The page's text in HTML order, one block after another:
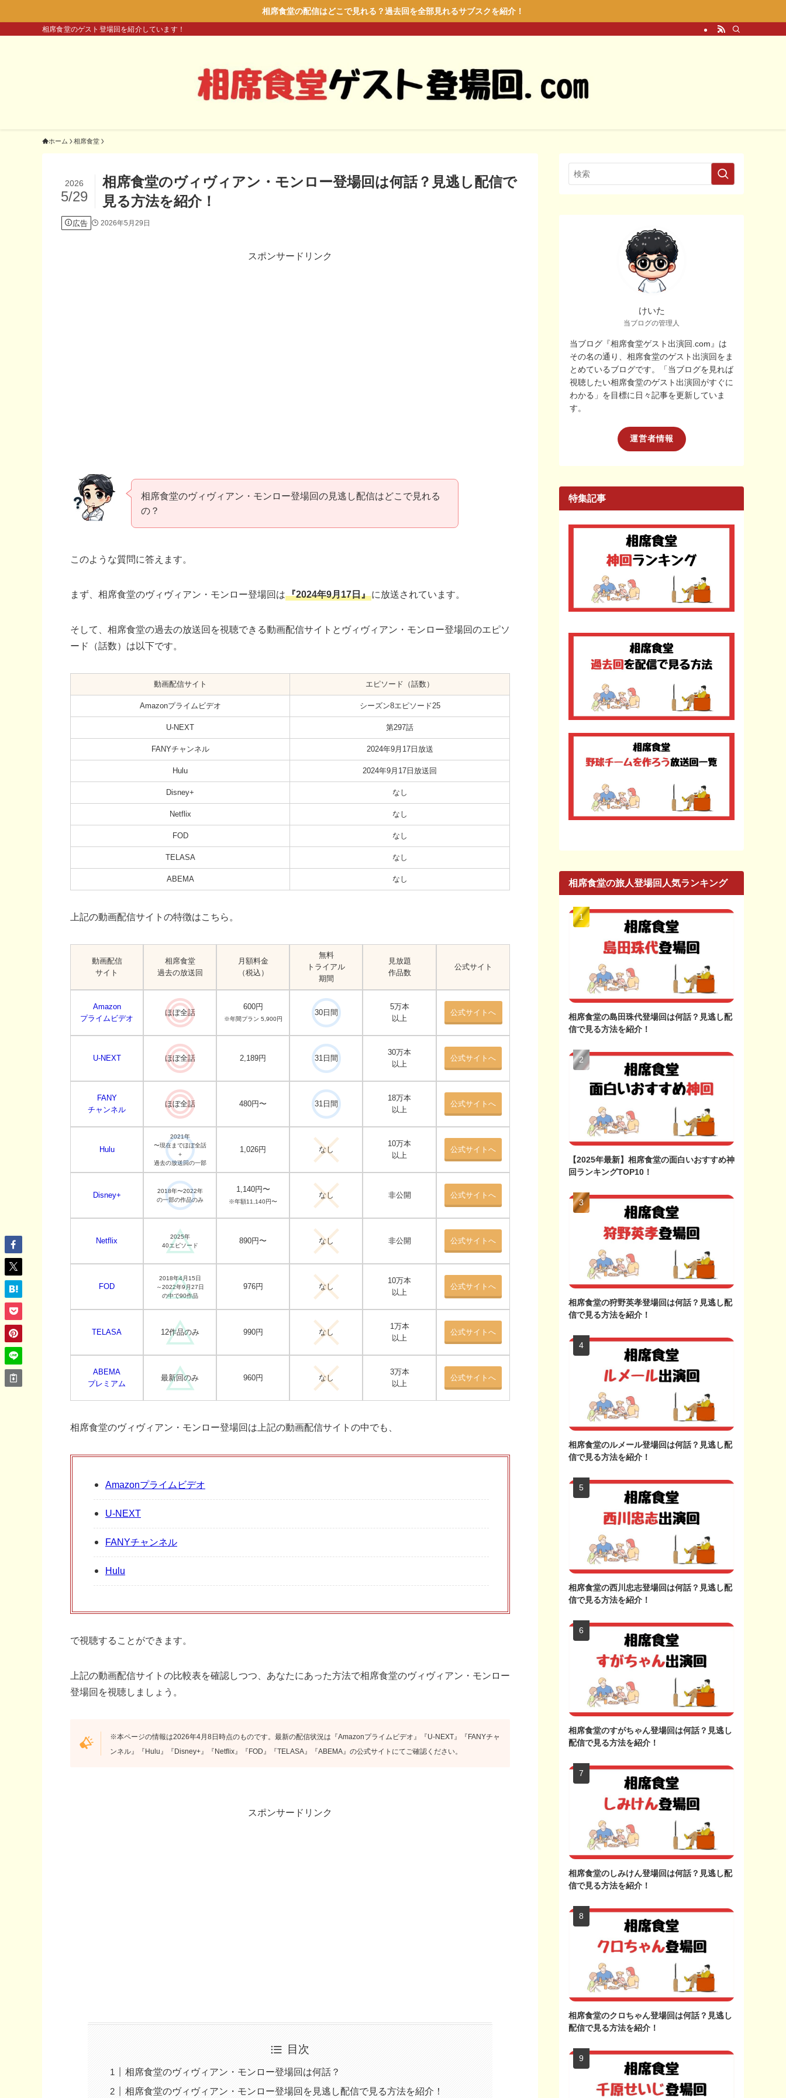
相席食堂の配信はどこで見れる？過去回を全部見れるサブスクを紹介！
相席食堂のゲスト登場回を紹介しています！
ホーム 相席食堂
相席食堂のヴィヴィアン・モンロー登場回は何話？見逃し配信で
見る方法を紹介！
2026
5/29
広告 2026年5月29日
スポンサードリンク
相席食堂のヴィヴィアン・モンロー登場回の見逃し配信はどこで見れる
の？
このような質問に答えます。
まず、相席食堂のヴィヴィアン・モンロー登場回は『2024年9月17日』に放送されています。
そして、相席食堂の過去の放送回を視聴できる動画配信サイトとヴィヴィアン・モンロー登場回のエピソ
ード（話数）は以下です。
動画配信サイト エピソード（話数）
Amazonプライムビデオ シーズン8エピソード25
U-NEXT 第297話
FANYチャンネル 2024年9月17日放送
Hulu 2024年9月17日放送回
Disney+ なし
Netflix なし
FOD なし
TELASA なし
ABEMA なし
上記の動画配信サイトの特徴はこちら。
動画配信
サイト
相席食堂
過去の放送回
月額料金
（税込）
無料
トライアル
期間
見放題
作品数
公式サイト
Amazon
プライムビデオ
ほぼ全話
600円
※年間プラン 5,900円
30日間
5万本
以上
公式サイトへ
U-NEXT ほぼ全話 2,189円 31日間
30万本
以上
公式サイトへ
FANY
チャンネル
ほぼ全話 480円〜 31日間
18万本
以上
公式サイトへ
Hulu
2021年
〜現在までほぼ全話
＋
過去の放送回の一部
1,026円 なし
10万本
以上
公式サイトへ
Disney+
2018年〜2022年
の一部の作品のみ
1,140円〜
※年額11,140円〜
なし 非公開 公式サイトへ
Netflix
2025年
40エピソード
890円〜 なし 非公開 公式サイトへ
FOD
2018年4月15日
～2022年9月27日
の中で90作品
976円 なし
10万本
以上
公式サイトへ
TELASA 12作品のみ 990円 なし
1万本
以上
公式サイトへ
ABEMA
プレミアム
最新回のみ 960円 なし
3万本
以上
公式サイトへ
相席食堂のヴィヴィアン・モンロー登場回は上記の動画配信サイトの中でも、
Amazonプライムビデオ
U-NEXT
FANYチャンネル
Hulu
で視聴することができます。
上記の動画配信サイトの比較表を確認しつつ、あなたにあった方法で相席食堂のヴィヴィアン・モンロー
登場回を視聴しましょう。
※本ページの情報は2026年4月8日時点のものです。最新の配信状況は『Amazonプライムビデオ』『U-NEXT』『FANYチャ
ンネル』『Hulu』『Disney+』『Netflix』『FOD』『TELASA』『ABEMA』の公式サイトにてご確認ください。
スポンサードリンク
目次
相席食堂のヴィヴィアン・モンロー登場回は何話？
相席食堂のヴィヴィアン・モンロー登場回を見逃し配信で見る方法を紹介！
けいた
当ブログの管理人
当ブログ『相席食堂ゲスト出演回.com』は
その名の通り、相席食堂のゲスト出演回をま
とめているブログです。「当ブログを見れば
視聴したい相席食堂のゲスト出演回がすぐに
わかる」を目標に日々記事を更新していま
す。
運営者情報
特集記事
相席食堂の旅人登場回人気ランキング
相席食堂の島田珠代登場回は何話？見逃し配
信で見る方法を紹介！
【2025年最新】相席食堂の面白いおすすめ神
回ランキングTOP10！
相席食堂の狩野英孝登場回は何話？見逃し配
信で見る方法を紹介！
相席食堂のルメール登場回は何話？見逃し配
信で見る方法を紹介！
相席食堂の西川忠志登場回は何話？見逃し配
信で見る方法を紹介！
相席食堂のすがちゃん登場回は何話？見逃し
配信で見る方法を紹介！
相席食堂のしみけん登場回は何話？見逃し配
信で見る方法を紹介！
相席食堂のクロちゃん登場回は何話？見逃し
配信で見る方法を紹介！